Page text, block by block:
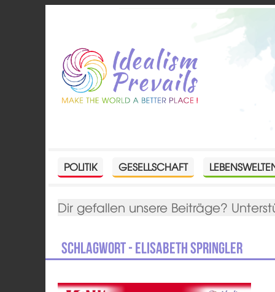
POLITIK GESELLSCHAFT
Dir gefallen unsere Beiträge?
Schlagwort - Elisabeth Springler